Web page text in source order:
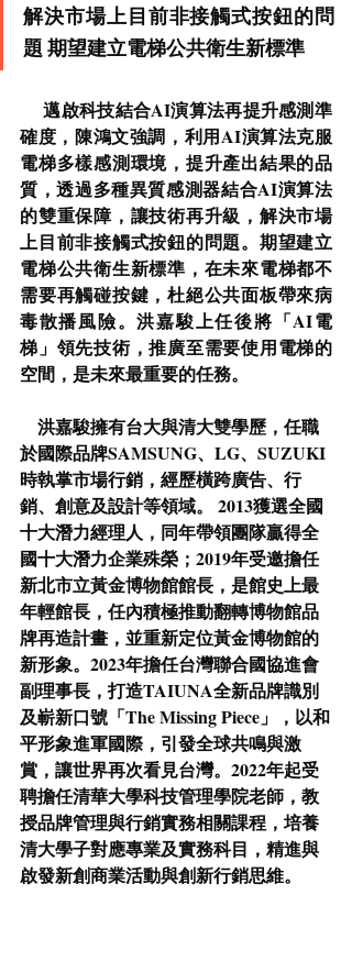
解決市場上目前非接觸式按鈕的問
題 期望建立電梯公共衛生新標準
邁啟科技結合AI演算法再提升感測準
確度，陳鴻文強調，利用AI演算法克服
電梯多樣感測環境，提升產出結果的品
質，透過多種異質感測器結合AI演算法
的雙重保障，讓技術再升級，解決市場
上目前非接觸式按鈕的問題。期望建立
電梯公共衛生新標準，在未來電梯都不
需要再觸碰按鍵，杜絕公共面板帶來病
毒散播風險。洪嘉駿上任後將「AI電
梯」領先技術，推廣至需要使用電梯的
空間，是未來最重要的任務。
於國際品牌SAMSUNG、LG、SUZUKI
時執掌市場行銷，經歷橫跨廣告、行
銷、創意及設計等領域。 2013獲選全國
十大潛力經理人，同年帶領團隊贏得全
國十大潛力企業殊榮；2019年受邀擔任
新北市立黃金博物館館長，是館史上最
年輕館長，任內積極推動翻轉博物館品
牌再造計畫，並重新定位黃金博物館的
新形象。2023年擔任台灣聯合國協進會
副理事長，打造TAIUNA全新品牌識別
及嶄新口號「The Missing Piece」，以和
平形象進軍國際，引發全球共鳴與激
賞，讓世界再次看見台灣。2022年起受
聘擔任清華大學科技管理學院老師，教
授品牌管理與行銷實務相關課程，培養
清大學子對應專業及實務科目，精進與
啟發新創商業活動與創新行銷思維。